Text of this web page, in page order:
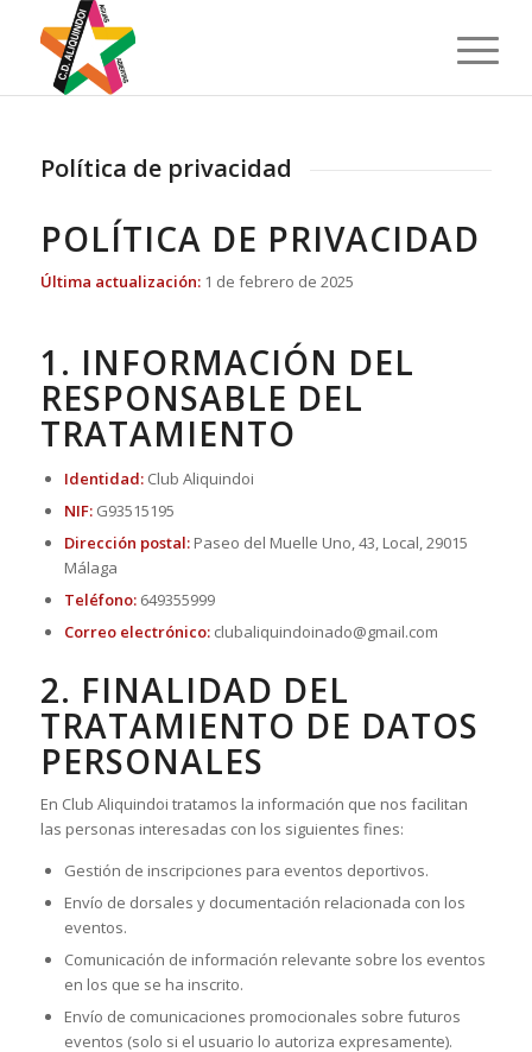
Política de privacidad
POLÍTICA DE PRIVACIDAD
Última actualización:1 de febrero de 2025
1. INFORMACIÓN DEL
RESPONSABLE DEL
TRATAMIENTO
Identidad:Club Aliquindoi
NIF:G93515195
Dirección postal:Paseo del Muelle Uno, 43, Local, 29015
Málaga
Teléfono:649355999
Correo electrónico:clubaliquindoinado@gmail.com
2. FINALIDAD DEL
TRATAMIENTO DE DATOS
PERSONALES
En Club Aliquindoi tratamos la información que nos facilitan
las personas interesadas con los siguientes fines:
Gestión de inscripciones para eventos deportivos.
Envío de dorsales y documentación relacionada con los
eventos.
Comunicación de información relevante sobre los eventos
en los que se ha inscrito.
Envío de comunicaciones promocionales sobre futuros
eventos (solo si el usuario lo autoriza expresamente).